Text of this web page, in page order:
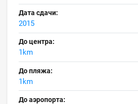
Дата сдачи:
2015
До центра:
1km
До пляжа:
1km
До аэропорта: